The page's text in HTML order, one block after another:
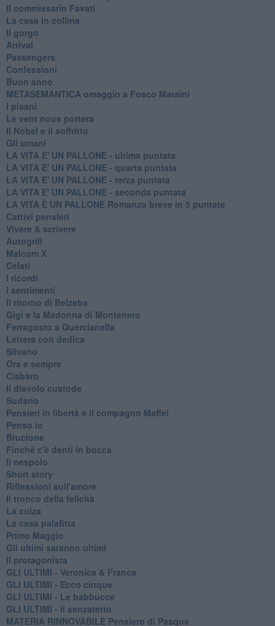
Il commissario Favati
La casa in collina
Il gorgo
Arrival
Passengers
Confessioni
Buon anno
METASEMANTICA omaggio a Fosco Maraini
I pisani
Le vent nous portera
Il Nobel e il soffritto
Gli umani
LA VITA E' UN PALLONE - ultima puntata
LA VITA E' UN PALLONE - quarta puntata
LA VITA E' UN PALLONE - terza puntata
LA VITA E' UN PALLONE - seconda puntata
LA VITA È UN PALLONE Romanzo breve in 5 puntate
Cattivi pensieri
Vivere & scrivere
Autogrill
Malcom X
Celati
I ricordi
I sentimenti
Il ritorno di Belzeba
Gigi e la Madonna di Montenero
Ferragosto a Quercianella
Lettera con dedica
Silvano
Ora e sempre
Ciabàro
Il diavolo custode
Sudario
Pensieri in libertà e il compagno Maffei
Penso io
Brucione
Finché c'è denti in bocca
Il nespolo
Short story
Riflessioni sull'amore
Il tronco della felicità
La colza
La casa palafitta
Primo Maggio
Gli ultimi saranno ultimi
Il protagonista
GLI ULTIMI - Veronica & Franca
GLI ULTIMI - Ecco cinque
GLI ULTIMI - Le babbucce
GLI ULTIMI - Il senzatetto
MATERIA RINNOVABILE Pensiero di Pasqua